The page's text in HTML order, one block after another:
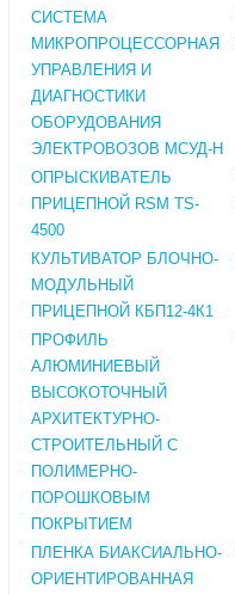
СИСТЕМА
МИКРОПРОЦЕССОРНАЯ
УПРАВЛЕНИЯ И
ДИАГНОСТИКИ
ОБОРУДОВАНИЯ
ЭЛЕКТРОВОЗОВ МСУД-Н
ОПРЫСКИВАТЕЛЬ
ПРИЦЕПНОЙ RSM TS-
4500
КУЛЬТИВАТОР БЛОЧНО-
МОДУЛЬНЫЙ
ПРИЦЕПНОЙ КБП12-4К1
ПРОФИЛЬ
АЛЮМИНИЕВЫЙ
ВЫСОКОТОЧНЫЙ
АРХИТЕКТУРНО-
СТРОИТЕЛЬНЫЙ С
ПОЛИМЕРНО-
ПОРОШКОВЫМ
ПОКРЫТИЕМ
ПЛЕНКА БИАКСИАЛЬНО-
ОРИЕНТИРОВАННАЯ